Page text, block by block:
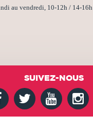
au vendredi, 10-12h / 14-16h
SUIVEZ-NOUS